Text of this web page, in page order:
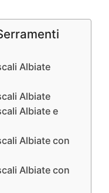
Albiate
Albiate
Albiate e
Albiate con
Albiate con